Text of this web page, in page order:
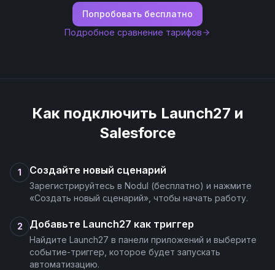
Попробовать бесплатно
Подробное сравнение тарифов
Как подключить Launch27 и
Salesforce
1 Создайте новый сценарий
Зарегистрируйтесь в Nodul (бесплатно) и нажмите
«Создать новый сценарий», чтобы начать работу.
2 Добавьте Launch27 как триггер
Найдите Launch27 в панели приложений и выберите
событие-триггер, которое будет запускать
автоматизацию.